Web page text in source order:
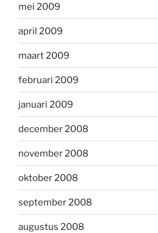
mei 2009
april 2009
maart 2009
februari 2009
januari 2009
december 2008
november 2008
oktober 2008
september 2008
augustus 2008